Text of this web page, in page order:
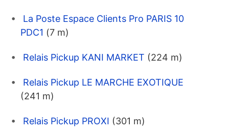
La Poste Espace Clients Pro PARIS 10
PDC1 (7 m)
Relais Pickup KANI MARKET (224 m)
Relais Pickup LE MARCHE EXOTIQUE
(241 m)
Relais Pickup PROXI (301 m)